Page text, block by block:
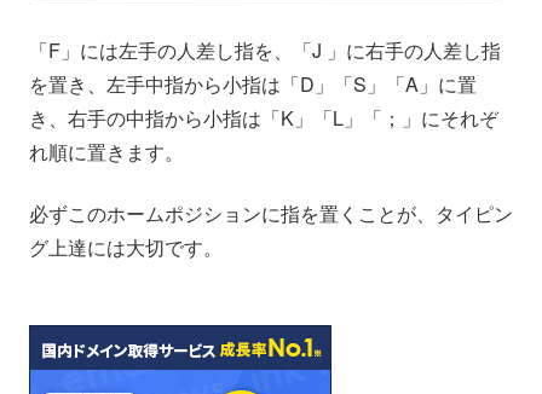
「F」には左手の人差し指を、「J 」に右手の人差し指
を置き、左手中指から小指は「D」「S」「A」に置
き、右手の中指から小指は「K」「L」「；」にそれぞ
れ順に置きます。
必ずこのホームポジションに指を置くことが、タイピン
グ上達には大切です。